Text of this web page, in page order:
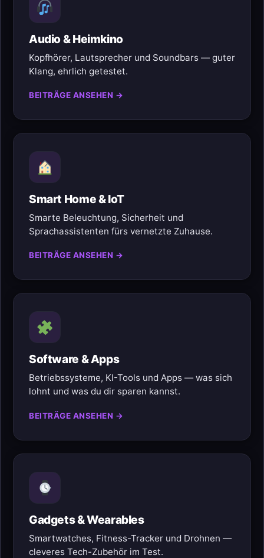
Audio & Heimkino
Kopfhörer, Lautsprecher und Soundbars — guter
Klang, ehrlich getestet.
BEITRÄGE ANSEHEN →
Smart Home & IoT
Smarte Beleuchtung, Sicherheit und
Sprachassistenten fürs vernetzte Zuhause.
BEITRÄGE ANSEHEN →
Software & Apps
Betriebssysteme, KI-Tools und Apps — was sich
lohnt und was du dir sparen kannst.
BEITRÄGE ANSEHEN →
Gadgets & Wearables
Smartwatches, Fitness-Tracker und Drohnen —
cleveres Tech-Zubehör im Test.